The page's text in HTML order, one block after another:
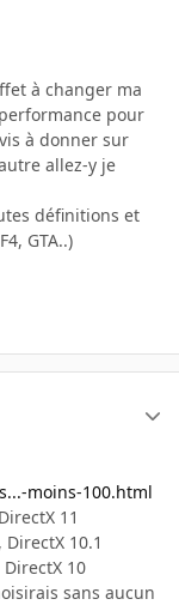
à changer ma
pour
à donner sur
allez-y je
définitions et
GTA..)
moins-100.html
11
10.1
10
sans aucun